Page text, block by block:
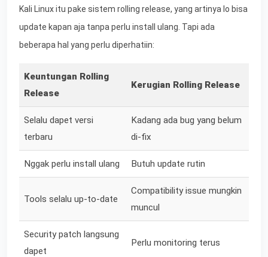
Kali Linux itu pake sistem rolling release, yang artinya lo bisa
update kapan aja tanpa perlu install ulang. Tapi ada
beberapa hal yang perlu diperhatiin:
Keuntungan Rolling
Release
Kerugian Rolling Release
Selalu dapet versi
terbaru
Kadang ada bug yang belum
di-fix
Nggak perlu install ulang Butuh update rutin
Tools selalu up-to-date
Compatibility issue mungkin
muncul
Security patch langsung
dapet
Perlu monitoring terus